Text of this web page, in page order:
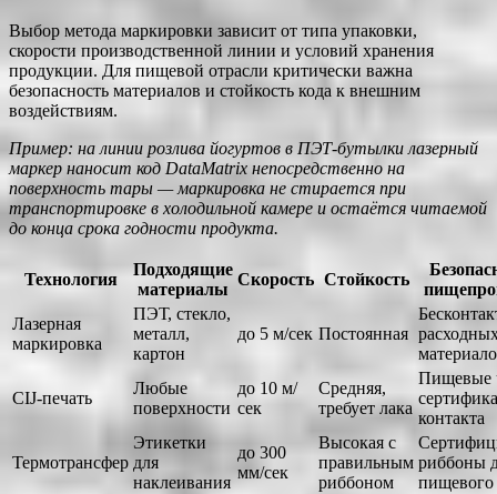
Выбор метода маркировки зависит от типа упаковки,
скорости производственной линии и условий хранения
продукции. Для пищевой отрасли критически важна
безопасность материалов и стойкость кода к внешним
воздействиям.
Пример: на линии розлива йогуртов в ПЭТ-бутылки лазерный
маркер наносит код DataMatrix непосредственно на
поверхность тары — маркировка не стирается при
транспортировке в холодильной камере и остаётся читаемой
до конца срока годности продукта.
Технология
Подходящие
материалы
Скорость Стойкость
Лазерная
маркировка
ПЭТ, стекло,
металл,
картон
до 5 м/сек Постоянная
CIJ-печать
Любые
поверхности
до 10 м/
сек
Средняя,
требует лака
Пищевые
контакта
Термотрансфер
Этикетки
для
наклеивания
до 300
мм/сек
Высокая с
правильным
риббоном
риббоны
пищевого